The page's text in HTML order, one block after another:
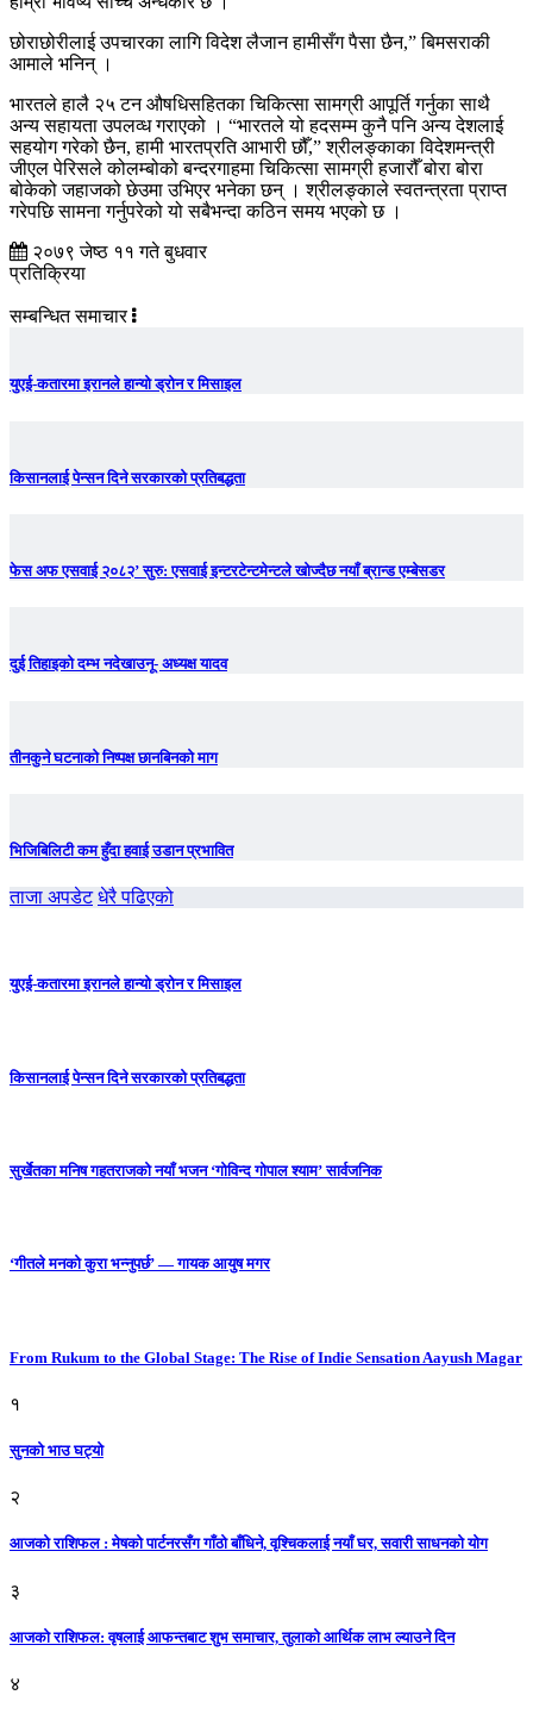
छोराछोरीलाई उपचारका लागि विदेश लैजान हामीसँग पैसा छैन,” बिमसराकी
आमाले भनिन् ।
भारतले हालै २५ टन औषधिसहितका चिकित्सा सामग्री आपूर्ति गर्नुका साथै
अन्य सहायता उपलव्ध गराएको । “भारतले यो हदसम्म कुनै पनि अन्य देशलाई
सहयोग गरेको छैन, हामी भारतप्रति आभारी छौँ,” श्रीलङ्काका विदेशमन्त्री
जीएल पेरिसले कोलम्बोको बन्दरगाहमा चिकित्सा सामग्री हजारौँ बोरा बोरा
बोकेको जहाजको छेउमा उभिएर भनेका छन् । श्रीलङ्काले स्वतन्त्रता प्राप्त
गरेपछि सामना गर्नुपरेको यो सबैभन्दा कठिन समय भएको छ ।
२०७९ जेष्ठ ११ गते बुधवार
प्रतिक्रिया
सम्बन्धित समाचार
युएई-कतारमा इरानले हान्यो ड्रोन र मिसाइल
किसानलाई पेन्सन दिने सरकारको प्रतिबद्धता
फेस अफ एसवाई २०८२’ सुरु: एसवाई इन्टरटेन्टमेन्टले खोज्दैछ नयाँ ब्रान्ड एम्बेसडर
दुई तिहाइको दम्भ नदेखाउनू- अध्यक्ष यादव
तीनकुने घटनाकाे निष्पक्ष छानबिनकाे माग
भिजिबिलिटी कम हुँदा हवाई उडान प्रभावित
ताजा अपडेट धेरै पढिएको
युएई-कतारमा इरानले हान्यो ड्रोन र मिसाइल
किसानलाई पेन्सन दिने सरकारको प्रतिबद्धता
सुर्खेतका मनिष गहतराजको नयाँ भजन ‘गोविन्द गोपाल श्याम’ सार्वजनिक
‘गीतले मनको कुरा भन्नुपर्छ’ — गायक आयुष मगर
From Rukum to the Global Stage: The Rise of Indie Sensation Aayush Magar
१
सुनको भाउ घट्याे
२
आजको राशिफल : मेषको पार्टनरसँग गाँठो बाँधिने, वृश्चिकलाई नयाँ घर, सवारी साधनकाे याेग
३
आजकाे राशिफल: वृषलाई आफन्तबाट शुभ समाचार, तुलाकाे आर्थिक लाभ ल्याउने दिन
४